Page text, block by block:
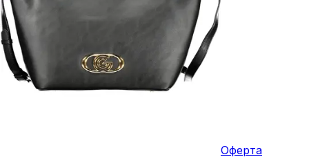
Оферта